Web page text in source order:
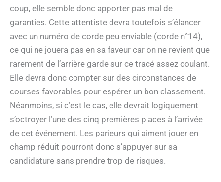
coup, elle semble donc apporter pas mal de
garanties. Cette attentiste devra toutefois s’élancer
avec un numéro de corde peu enviable (corde n°14),
ce qui ne jouera pas en sa faveur car on ne revient que
rarement de l’arrière garde sur ce tracé assez coulant.
Elle devra donc compter sur des circonstances de
courses favorables pour espérer un bon classement.
Néanmoins, si c’est le cas, elle devrait logiquement
s’octroyer l’une des cinq premières places à l’arrivée
de cet événement. Les parieurs qui aiment jouer en
champ réduit pourront donc s’appuyer sur sa
candidature sans prendre trop de risques.